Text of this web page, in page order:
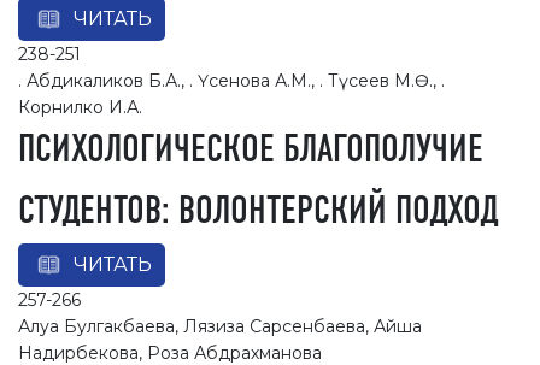
ЧИТАТЬ
238-251
. Абдикаликов Б.А., . Үсенова А.М., . Түсеев М.Ө., .
Корнилко И.А.
ПСИХОЛОГИЧЕСКОЕ БЛАГОПОЛУЧИЕ
СТУДЕНТОВ: ВОЛОНТЕРСКИЙ ПОДХОД
ЧИТАТЬ
257-266
Алуа Булгакбаева, Лязиза Сарсенбаева, Айша
Надирбекова, Роза Абдрахманова